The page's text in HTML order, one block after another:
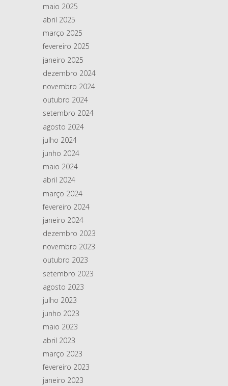
maio 2025
abril 2025
março 2025
fevereiro 2025
janeiro 2025
dezembro 2024
novembro 2024
outubro 2024
setembro 2024
agosto 2024
julho 2024
junho 2024
maio 2024
abril 2024
março 2024
fevereiro 2024
janeiro 2024
dezembro 2023
novembro 2023
outubro 2023
setembro 2023
agosto 2023
julho 2023
junho 2023
maio 2023
abril 2023
março 2023
fevereiro 2023
janeiro 2023